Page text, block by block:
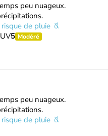
peu nuageux.
de pluie
5 Modéré
peu nuageux.
de pluie